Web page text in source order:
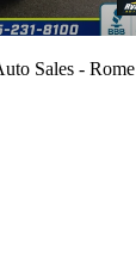
Sales - Rome